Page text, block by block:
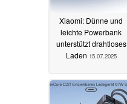
Xiaomi: Dünne und
leichte Powerbank
unterstützt drahtloses
Laden 15.07.2025